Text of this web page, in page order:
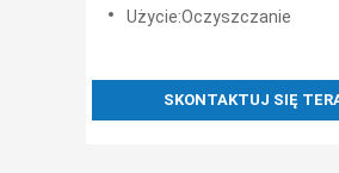
Użycie:Oczyszczanie
SKONTAKTUJ SIĘ